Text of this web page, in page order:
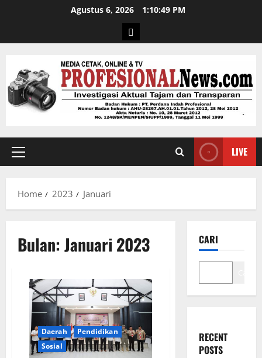
Agustus 6, 2026 1:10:50 PM
LIVE
Home 2023 Januari
Bulan:Januari 2023
Daerah
Pendidikan
Sosial
CARI
RECENT
POSTS